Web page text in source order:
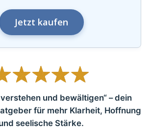
Jetzt kaufen
und bewältigen“ – dein
für mehr Klarheit, Hoffnung
seelische Stärke.